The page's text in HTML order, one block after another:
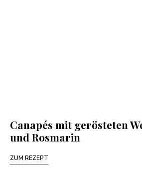
Canapés mit gerösteten
und Rosmarin
ZUM REZEPT